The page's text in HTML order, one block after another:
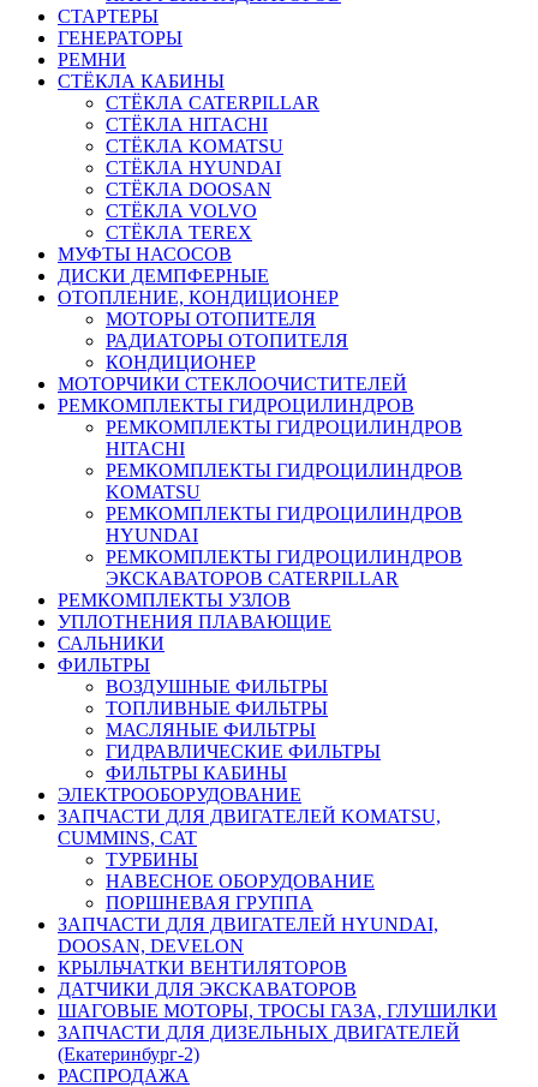
СТАРТЕРЫ
ГЕНЕРАТОРЫ
РЕМНИ
СТЁКЛА КАБИНЫ
СТЁКЛА CATERPILLAR
СТЁКЛА HITACHI
СТЁКЛА KOMATSU
СТЁКЛА HYUNDAI
СТЁКЛА DOOSAN
СТЁКЛА VOLVO
СТЁКЛА TEREX
МУФТЫ НАСОСОВ
ДИСКИ ДЕМПФЕРНЫЕ
ОТОПЛЕНИЕ, КОНДИЦИОНЕР
МОТОРЫ ОТОПИТЕЛЯ
РАДИАТОРЫ ОТОПИТЕЛЯ
КОНДИЦИОНЕР
МОТОРЧИКИ СТЕКЛООЧИСТИТЕЛЕЙ
РЕМКОМПЛЕКТЫ ГИДРОЦИЛИНДРОВ
РЕМКОМПЛЕКТЫ ГИДРОЦИЛИНДРОВ
HITACHI
РЕМКОМПЛЕКТЫ ГИДРОЦИЛИНДРОВ
KOMATSU
РЕМКОМПЛЕКТЫ ГИДРОЦИЛИНДРОВ
HYUNDAI
РЕМКОМПЛЕКТЫ ГИДРОЦИЛИНДРОВ
ЭКСКАВАТОРОВ CATERPILLAR
РЕМКОМПЛЕКТЫ УЗЛОВ
УПЛОТНЕНИЯ ПЛАВАЮЩИЕ
САЛЬНИКИ
ФИЛЬТРЫ
ВОЗДУШНЫЕ ФИЛЬТРЫ
ТОПЛИВНЫЕ ФИЛЬТРЫ
МАСЛЯНЫЕ ФИЛЬТРЫ
ГИДРАВЛИЧЕСКИЕ ФИЛЬТРЫ
ФИЛЬТРЫ КАБИНЫ
ЭЛЕКТРООБОРУДОВАНИЕ
ЗАПЧАСТИ ДЛЯ ДВИГАТЕЛЕЙ KOMATSU,
CUMMINS, CAT
ТУРБИНЫ
НАВЕСНОЕ ОБОРУДОВАНИЕ
ПОРШНЕВАЯ ГРУППА
ЗАПЧАСТИ ДЛЯ ДВИГАТЕЛЕЙ HYUNDAI,
DOOSAN, DEVELON
КРЫЛЬЧАТКИ ВЕНТИЛЯТОРОВ
ДАТЧИКИ ДЛЯ ЭКСКАВАТОРОВ
ШАГОВЫЕ МОТОРЫ, ТРОСЫ ГАЗА, ГЛУШИЛКИ
ЗАПЧАСТИ ДЛЯ ДИЗЕЛЬНЫХ ДВИГАТЕЛЕЙ
(Екатеринбург-2)
РАСПРОДАЖА